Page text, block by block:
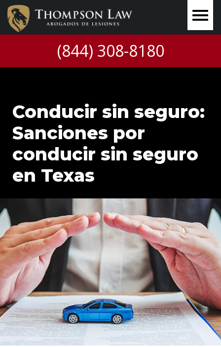
(844) 308-8180
Conducir sin seguro:
Sanciones por
conducir sin seguro
en Texas